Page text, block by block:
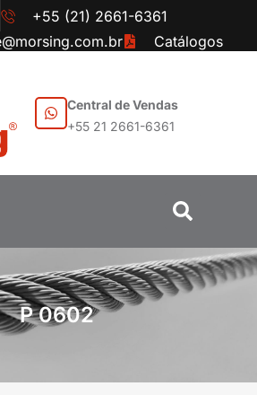
+55 (21) 2661-6361
Catálogos
Central de Vendas
+55 21 2661-6361
P 0602